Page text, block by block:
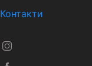
Контакти